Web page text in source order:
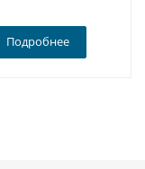
Подробнее